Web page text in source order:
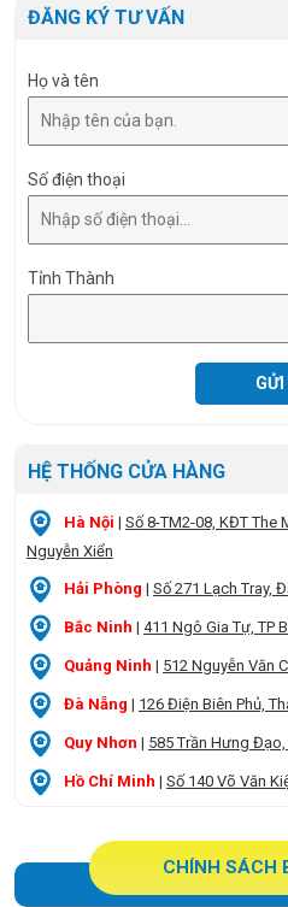
ĐĂNG KÝ TƯ VẤN
Họ và tên
Số điện thoại
Tỉnh Thành
HỆ THỐNG CỬA HÀNG
Hà Nội | Số 8-TM2-08, KĐT The
Nguyễn Xiển
Hải Phòng | Số 271 Lạch Tray,
Bắc Ninh | 411 Ngô Gia Tự, TP
Quảng Ninh | 512 Nguyễn Văn
Đà Nẵng | 126 Điện Biên Phủ,
Quy Nhơn | 585 Trần Hưng Đạo,
Hồ Chí Minh | Số 140 Võ Văn
CHÍNH SÁCH